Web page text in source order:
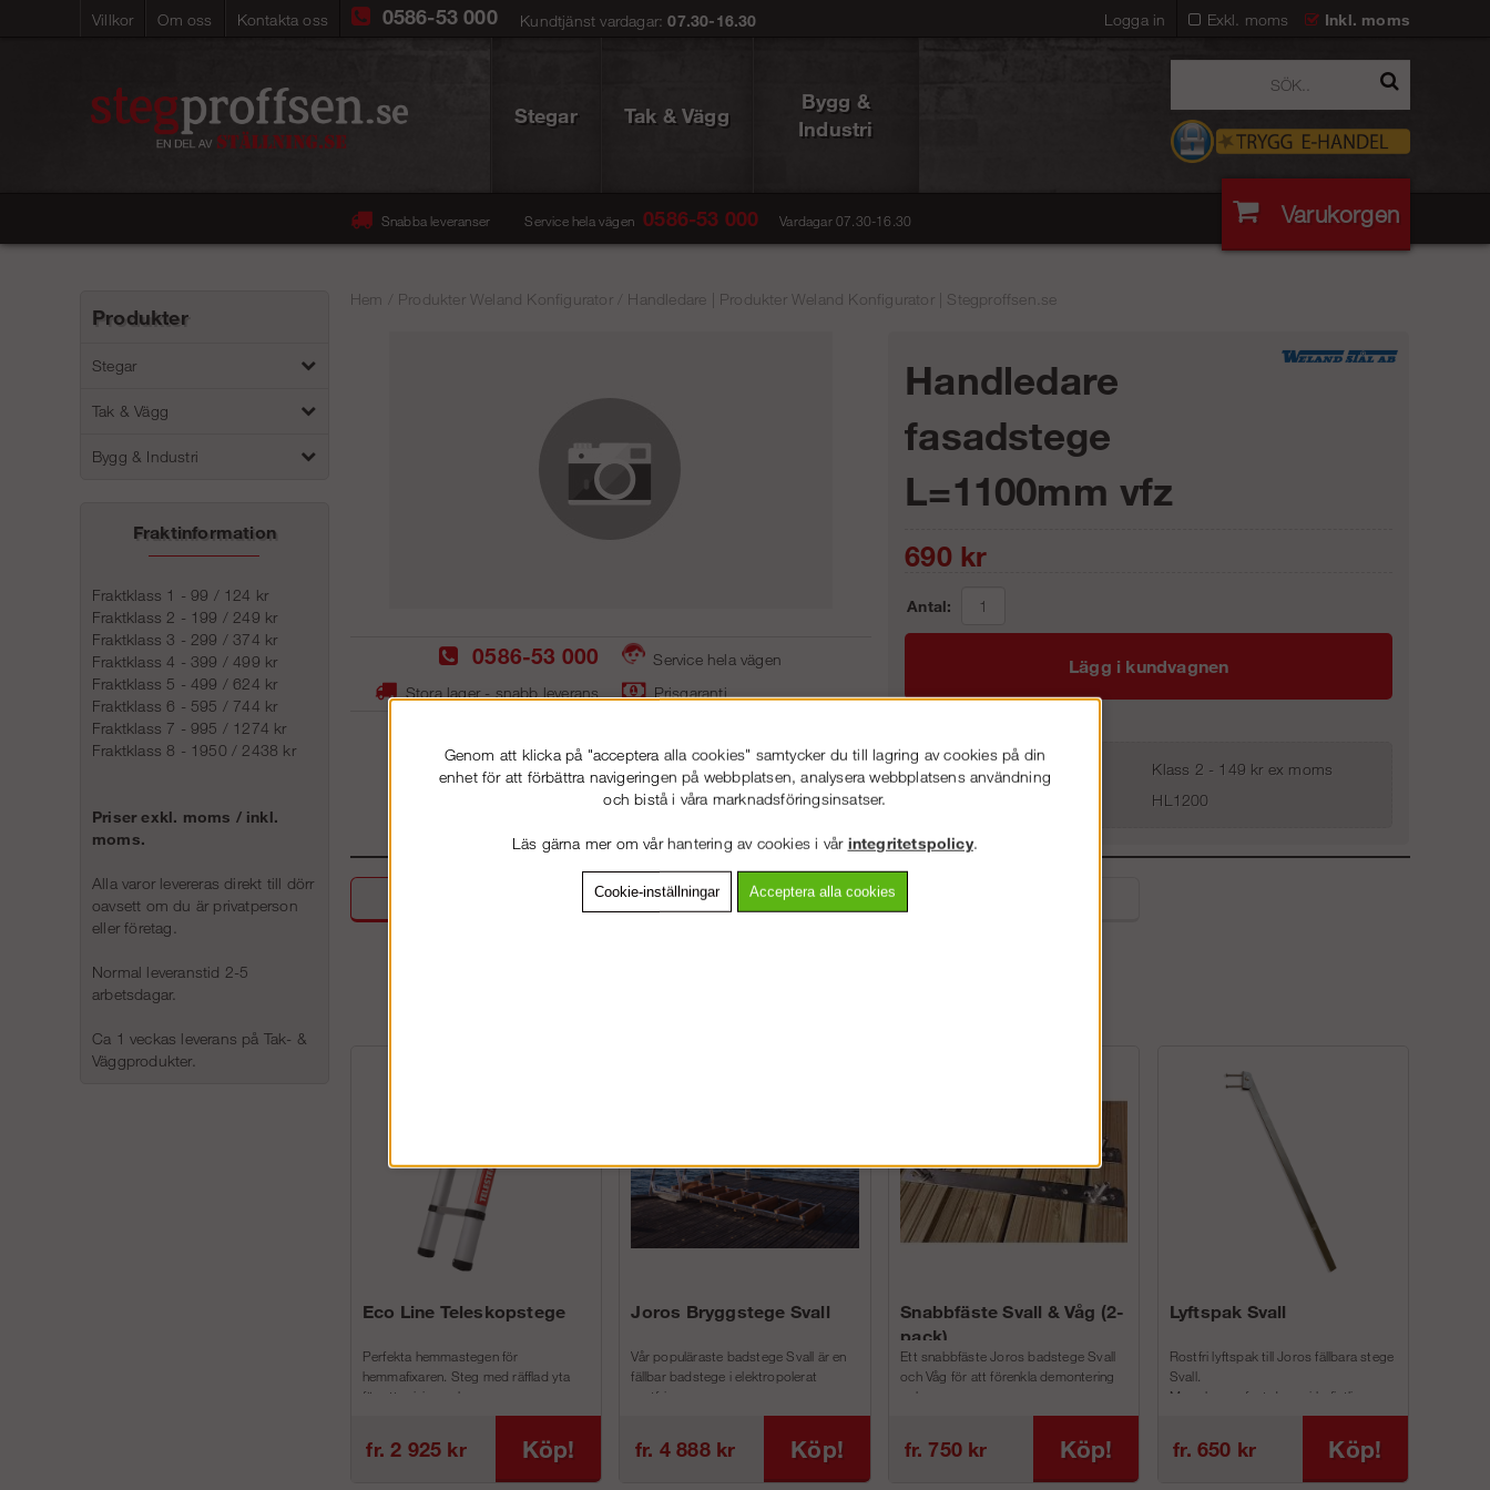
Villkor Om oss Kontakta oss Exkl. moms Inkl. moms
0586-53 000 Kundtjänst vardagar:07.30-16.30 Logga in
Stegar Tak & Vägg
Bygg &
Industri
Snabba leveranser Service hela vägen 0586-53 000 Vardagar 07.30-16.30 Varukorgen
Produkter
Stegar
Tak & Vägg
Bygg & Industri
Fraktinformation
Fraktklass 1 - 99 / 124 kr
Fraktklass 2 - 199 / 249 kr
Fraktklass 3 - 299 / 374 kr
Fraktklass 4 - 399 / 499 kr
Fraktklass 5 - 499 / 624 kr
Fraktklass 6 - 595 / 744 kr
Fraktklass 7 - 995 / 1274 kr
Fraktklass 8 - 1950 / 2438 kr
Priser exkl. moms / inkl.
moms.
Alla varor levereras direkt till dörr
oavsett om du är privatperson
eller företag.
Normal leveranstid 2-5
arbetsdagar.
Ca 1 veckas leverans på Tak- &
Väggprodukter.
Hem Produkter Weland Konfigurator/ Handledare | Produkter Weland Konfigurator | Stegproffsen.se
0586-53 000
Service hela vägen
Stora lager - snabb leverans
Prisgaranti
Handledare
fasadstege
L=1100mm vfz
690kr
Antal:
Lägg i kundvagnen
Frakt:
Klass 2 - 149 kr ex moms
HL1200
Detaljerad info
Eco Line Teleskopstege
Perfekta hemmastegen för
hemmafixaren. Steg med räfflad yta
för att minimera h...
fr. 2 925 kr Köp!
Joros Bryggstege Svall
Vår populäraste badstege Svall är en
fällbar badstege i elektropolerat
rostfri...
fr. 4 888 kr Köp!
Snabbfäste Svall & Våg (2-
pack)
Ett snabbfäste Joros badstege Svall
och Våg för att förenkla demontering
och m...
fr. 750 kr Köp!
Lyftspak Svall
Rostfri lyftspak till Joros fällbara stege
Svall.
Man skruvar fast denna i befintliga
fr. 650 kr Köp!
Genom att klicka på "acceptera alla cookies" samtycker du till lagring av cookies på din
enhet för att förbättra navigeringen på webbplatsen, analysera webbplatsens användning
och bistå i våra marknadsföringsinsatser.
Läs gärna mer om vår hantering av cookies i vår integritetspolicy.
Cookie-inställningar Acceptera alla cookies
VÄLKOMMEN TILLSTEGPROFFSEN.SE
VÄNLIGEN VÄLJ PRIVAT ELLER FÖRETAG NEDAN.